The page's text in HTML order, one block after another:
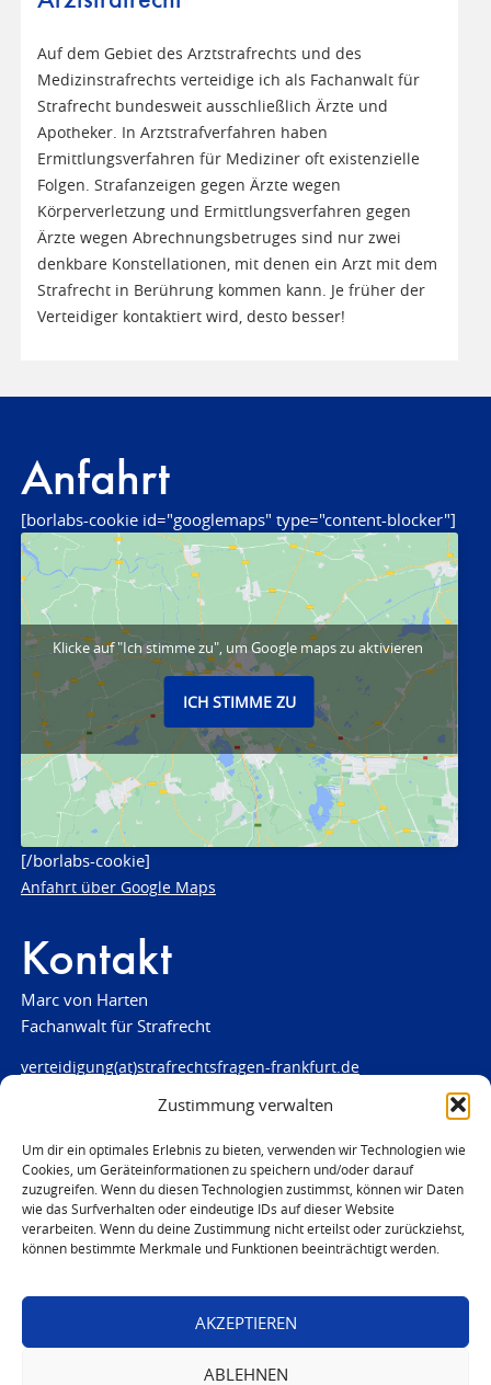
Zustimmung verwalten
Um dir ein optimales Erlebnis zu bieten, verwenden wir Technologien wie
Cookies, um Geräteinformationen zu speichern und/oder darauf
zuzugreifen. Wenn du diesen Technologien zustimmst, können wir Daten
wie das Surfverhalten oder eindeutige IDs auf dieser Website
verarbeiten. Wenn du deine Zustimmung nicht erteilst oder zurückziehst,
können bestimmte Merkmale und Funktionen beeinträchtigt werden.
AKZEPTIEREN
ABLEHNEN
Auf dem Gebiet des Arztstrafrechts und des
Medizinstrafrechts verteidige ich als Fachanwalt für
Strafrecht bundesweit ausschließlich Ärzte und
Apotheker. In Arztstrafverfahren haben
Ermittlungsverfahren für Mediziner oft existenzielle
Folgen. Strafanzeigen gegen Ärzte wegen
Körperverletzung und Ermittlungsverfahren gegen
Ärzte wegen Abrechnungsbetruges sind nur zwei
denkbare Konstellationen, mit denen ein Arzt mit dem
Strafrecht in Berührung kommen kann. Je früher der
Verteidiger kontaktiert wird, desto besser!
Anfahrt
[borlabs-cookie id="googlemaps" type="content-blocker"]
Klicke auf "Ich stimme zu", um Google maps zu aktivieren
ICH STIMME ZU
[/borlabs-cookie]
Anfahrt über Google Maps
Kontakt
Marc von Harten
Fachanwalt für Strafrecht
verteidigung(at)strafrechtsfragen-frankfurt.de
www.strafrechtsfragen-frankfurt.de
Louisenstraße 84
61348 Bad Homburg
Telefon:06172 - 66 28 00
Telefax: 06172 - 66 28 01
0171 - 691 67 67